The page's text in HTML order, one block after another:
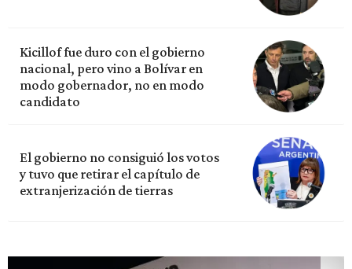
Kicillof fue duro con el gobierno
nacional, pero vino a Bolívar en
modo gobernador, no en modo
candidato
El gobierno no consiguió los votos
y tuvo que retirar el capítulo de
extranjerización de tierras